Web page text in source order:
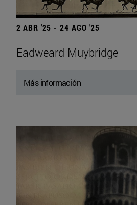
2 ABR '25 - 24 AGO '25
Eadweard Muybridge
Más información